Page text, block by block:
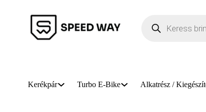
Kerékpár Turbo E-Bike Alkatrész /